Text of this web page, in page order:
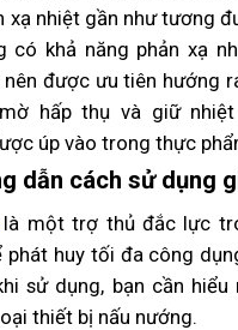
xạ nhiệt gần như tương
có khả năng phản xạ
được ưu tiên hướng
hấp thụ và giữ
úp vào trong thực
dẫn cách sử dụng
một trợ thủ đắc lực
phát huy tối đa công
sử dụng, bạn cần hiểu
thiết bị nấu nướng.